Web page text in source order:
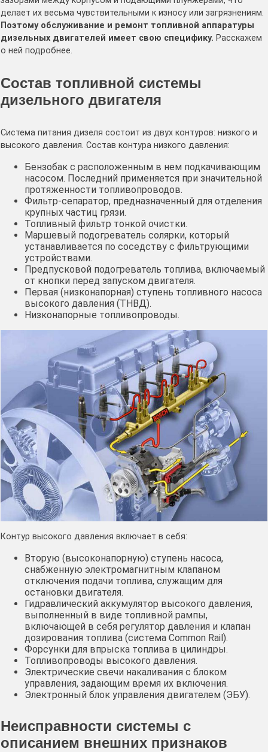
делает их весьма чувствительными к износу или загрязнениям.
Поэтому обслуживание и ремонт топливной аппаратуры
дизельных двигателей имеет свою специфику. Расскажем
о ней подробнее.
Состав топливной системы
дизельного двигателя
Система питания дизеля состоит из двух контуров: низкого и
высокого давления. Состав контура низкого давления:
Бензобак с расположенным в нем подкачивающим
насосом. Последний применяется при значительной
протяженности топливопроводов.
Фильтр-сепаратор, предназначенный для отделения
крупных частиц грязи.
Топливный фильтр тонкой очистки.
Маршевый подогреватель солярки, который
устанавливается по соседству с фильтрующими
устройствами.
Предпусковой подогреватель топлива, включаемый
от кнопки перед запуском двигателя.
Первая (низконапорная) ступень топливного насоса
высокого давления (ТНВД).
Низконапорные топливопроводы.
Контур высокого давления включает в себя:
Вторую (высоконапорную) ступень насоса,
снабженную электромагнитным клапаном
отключения подачи топлива, служащим для
остановки двигателя.
Гидравлический аккумулятор высокого давления,
выполненный в виде топливной рампы,
включающей в себя регулятор давления и клапан
дозирования топлива (система Common Rail).
Форсунки для впрыска топлива в цилиндры.
Топливопроводы высокого давления.
Электрические свечи накаливания с блоком
управления, задающим время их включения.
Электронный блок управления двигателем (ЭБУ).
Неисправности системы с
описанием внешних признаков